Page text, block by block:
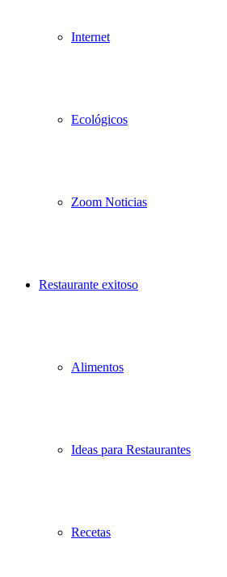
Internet
Ecológicos
Zoom Noticias
Restaurante exitoso
Alimentos
Ideas para Restaurantes
Recetas